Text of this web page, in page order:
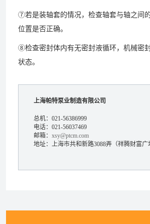
⑦若是装轴套的情况，检查轴套与轴之间
位置是否正确。
⑧检查密封体内有无密封液循环，机械密
状态。
上海帕特泵业制造有限公司
总机：021-56386999
电话：021-56037469
邮箱： xsy@ptcm.com
地址：上海市共和新路3088弄（祥腾财富广